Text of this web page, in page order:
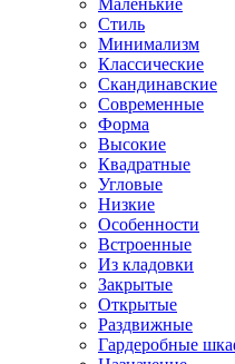
Маленькие
Стиль
Минимализм
Классические
Скандинавские
Современные
Форма
Высокие
Квадратные
Угловые
Низкие
Особенности
Встроенные
Из кладовки
Закрытые
Открытые
Раздвижные
Гардеробные